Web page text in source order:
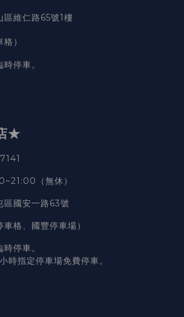
區維仁路65號1樓
）
停車。
★
（無休）
區國安一路63號
車格、國豐停車場）
停車。
時指定停車場免費停車。